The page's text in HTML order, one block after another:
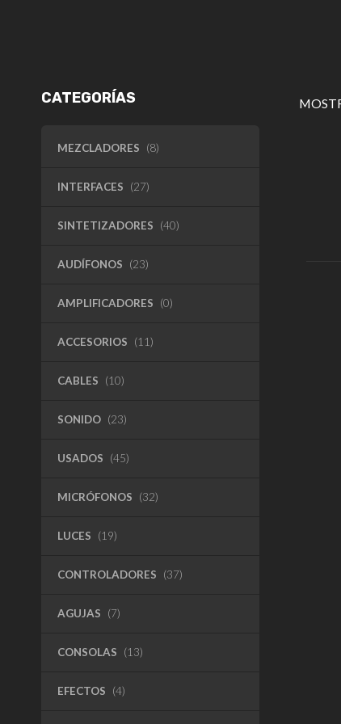
CATEGORÍAS
MEZCLADORES (8)
INTERFACES (27)
SINTETIZADORES (40)
AUDÍFONOS (23)
AMPLIFICADORES (0)
ACCESORIOS (11)
CABLES (10)
SONIDO (23)
USADOS (45)
MICRÓFONOS (32)
LUCES (19)
CONTROLADORES (37)
AGUJAS (7)
CONSOLAS (13)
EFECTOS (4)